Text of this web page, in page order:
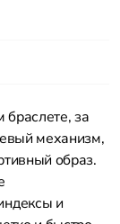
за
механизм,
образ.
и